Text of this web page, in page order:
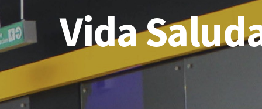
Vida